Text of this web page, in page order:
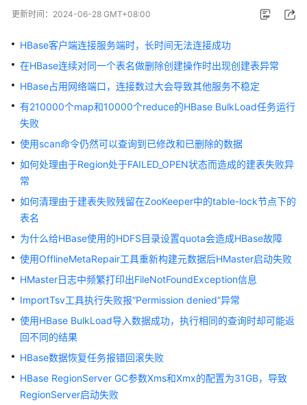
动
务
公
告
产
品
介
绍
计
费
说
明
快
速
入
门
用
户
指
更新时间： 2024-06-28 GMT+08:00
HBase客户端连接服务端时，长时间无法连接成功
在HBase连续对同一个表名做删除创建操作时出现创建表异常
HBase占用网络端口，连接数过大会导致其他服务不稳定
有210000个map和10000个reduce的HBase BulkLoad任务运行
失败
使用scan命令仍然可以查询到已修改和已删除的数据
如何处理由于Region处于FAILED_OPEN状态而造成的建表失败异
常
如何清理由于建表失败残留在ZooKeeper中的table-lock节点下的
表名
为什么给HBase使用的HDFS目录设置quota会造成HBase故障
使用OfflineMetaRepair工具重新构建元数据后HMaster启动失败
HMaster日志中频繁打印出FileNotFoundException信息
ImportTsv工具执行失败报“Permission denied”异常
使用HBase BulkLoad导入数据成功，执行相同的查询时却可能返
回不同的结果
HBase数据恢复任务报错回滚失败
HBase RegionServer GC参数Xms和Xmx的配置为31GB，导致
RegionServer启动失败